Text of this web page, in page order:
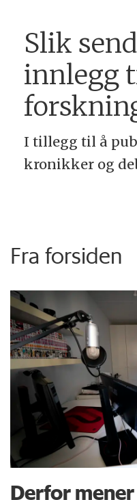
Slik
innlegg
I tillegg til å
kronikker og
publiserer
Debattinnlegg
5000 tegn med
Kronikker og
tekster kan
med
retten til å
materiale.
Du kan sende
Fra forsiden
Derfor